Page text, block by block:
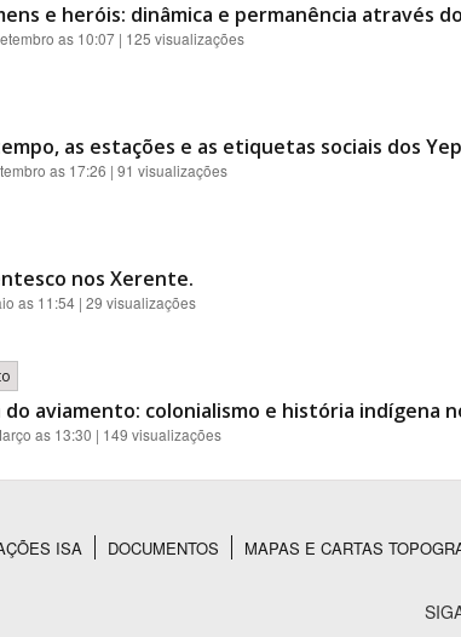
e heróis: dinâmica e permanência através
as 10:07 | 125 visualizações
as estações e as etiquetas sociais dos
as 17:26 | 91 visualizações
nos Xerente.
as 11:54 | 29 visualizações
aviamento: colonialismo e história indígena
as 13:30 | 149 visualizações
ISA DOCUMENTOS MAPAS E CARTAS